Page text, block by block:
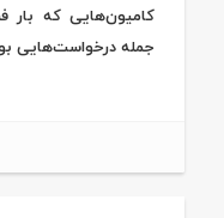
کامیون‌‌‌‌‌‌هایی که ‌بار
جمله درخواست‌هایی